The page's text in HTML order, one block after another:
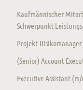
Kaufmännischer
Schwerpunkt
Projekt-
(Senior) Account
Executive Assistant